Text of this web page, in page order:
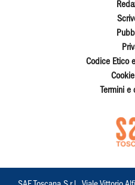
Codice Etico
Termini